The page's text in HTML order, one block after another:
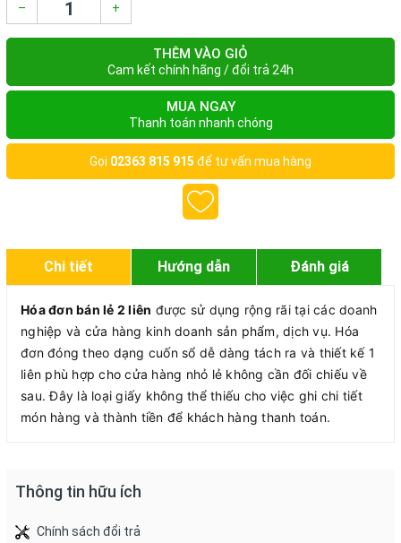
– +
THÊM VÀO GIỎ
Cam kết chính hãng / đổi trả 24h
MUA NGAY
Thanh toán nhanh chóng
Gọi 02363 815 915 để tư vấn mua hàng
Chi tiết Hướng dẫn Đánh giá
Hóa đơn bán lẻ 2 liên được sử dụng rộng rãi tại các doanh
nghiệp và cửa hàng kinh doanh sản phẩm, dịch vụ. Hóa
đơn đóng theo dạng cuốn sổ dễ dàng tách ra và thiết kế 1
liên phù hợp cho cửa hàng nhỏ lẻ không cần đối chiếu về
sau. Đây là loại giấy không thể thiếu cho việc ghi chi tiết
món hàng và thành tiền để khách hàng thanh toán.
Thông tin hữu ích
Chính sách đổi trả